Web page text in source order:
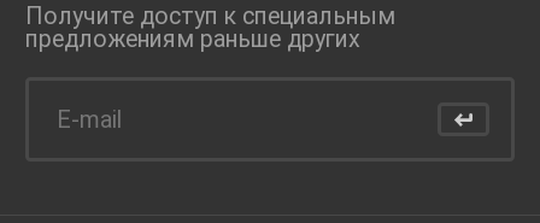
Получите доступ к специальным
предложениям раньше других